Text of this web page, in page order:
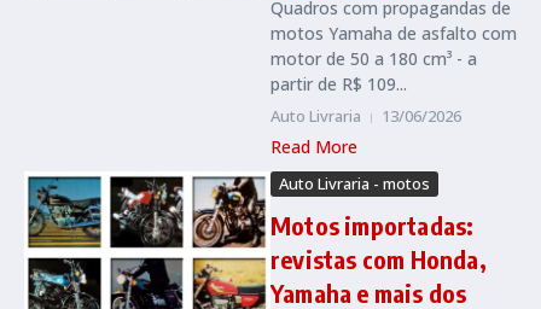
Quadros com propagandas de
motos Yamaha de asfalto com
motor de 50 a 180 cm³ - a
partir de R$ 109...
Auto Livraria 13/06/2026
Read More
Auto Livraria - motos
Motos importadas:
revistas com Honda,
Yamaha e mais dos